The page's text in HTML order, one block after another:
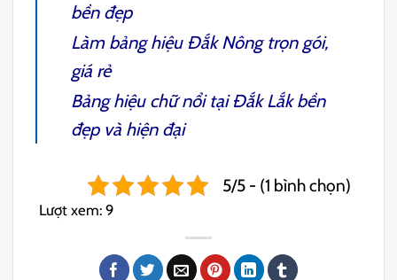
bền đẹp
Làm bảng hiệu Đắk Nôngtrọn gói,
giá rẻ
Bảng hiệu chữ nổi tại Đắk Lắkbền
đẹp và hiện đại
5/5 - (1 bình chọn)
Lượt xem: 9